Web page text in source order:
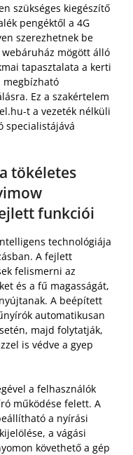
szükséges kiegészítő
pengéktől a 4G
szerezhetnek be
mögött álló
tapasztalata a kerti
megbízható
Ez a szakértelem
t a vezeték nélküli
specialistájává
tökéletes
funkciói
technológiája
A fejlett
felismerni az
és a fű magasságát,
A beépített
automatikusan
majd folytatják,
is védve a gyep
a felhasználók
működése felett. A
a nyírási
a vágási
követhető a gép